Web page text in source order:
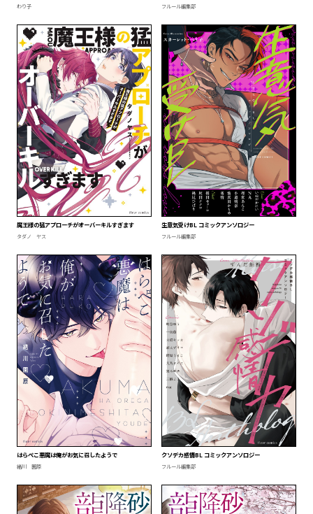
わり子 フルール編集部
魔王様の猛アプローチがオーバーキルすぎます
タダノ ヤス
生意気受けBL コミックアンソロジー
フルール編集部
はらぺこ悪魔は俺がお気に召したようで
緒川 園原
クソデカ感情BL コミックアンソロジー
フルール編集部